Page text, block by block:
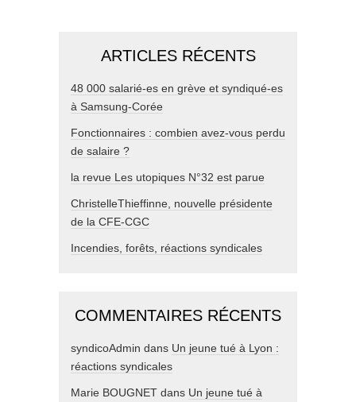
ARTICLES RÉCENTS
48 000 salarié-es en grève et syndiqué-es
à Samsung-Corée
Fonctionnaires : combien avez-vous perdu
de salaire ?
la revue Les utopiques N°32 est parue
ChristelleThieffinne, nouvelle présidente
de la CFE-CGC
Incendies, forêts, réactions syndicales
COMMENTAIRES RÉCENTS
syndicoAdmin dans Un jeune tué à Lyon :
réactions syndicales
Marie BOUGNET dans Un jeune tué à